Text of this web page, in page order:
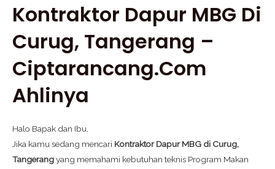
Kontraktor Dapur MBG Di
Curug, Tangerang –
Ciptarancang.com
Ahlinya
Halo Bapak dan Ibu,
Jika kamu sedang mencari Kontraktor Dapur MBG di Curug,
Tangerangyang memahami kebutuhan teknis Program Makan